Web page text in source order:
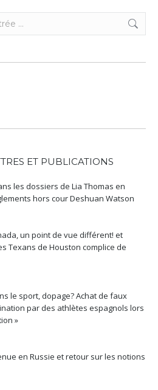
ET PUBLICATIONS
les dossiers de Lia Thomas en
hors cour Deshuan Watson
un point de vue différent! et
Texans de Houston complice de
le sport, dopage? Achat de faux
par des athlètes espagnols lors
»
en Russie et retour sur les notions